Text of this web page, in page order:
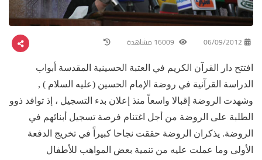
06/09/2012
افتتح دار القرآن الكريم في العتبة الحسينية المقدسة أبواب
الدراسة القرآنية في روضة الإمام الحسين (عليه السلام ) ,
وشهدت الروضة إقبالا واسعاً منذ إعلان بدء التسجيل ، إذ توافد ذوو
الطلبة على الروضة من أجل اغتنام فرصة تسجيل أبنائهم في
الروضة. يذكران الروضة حققت نجاحا كبيراً في تخريج الدفعة
الأولى وما عملت عليه من تنمية بعض المواهب للأطفال